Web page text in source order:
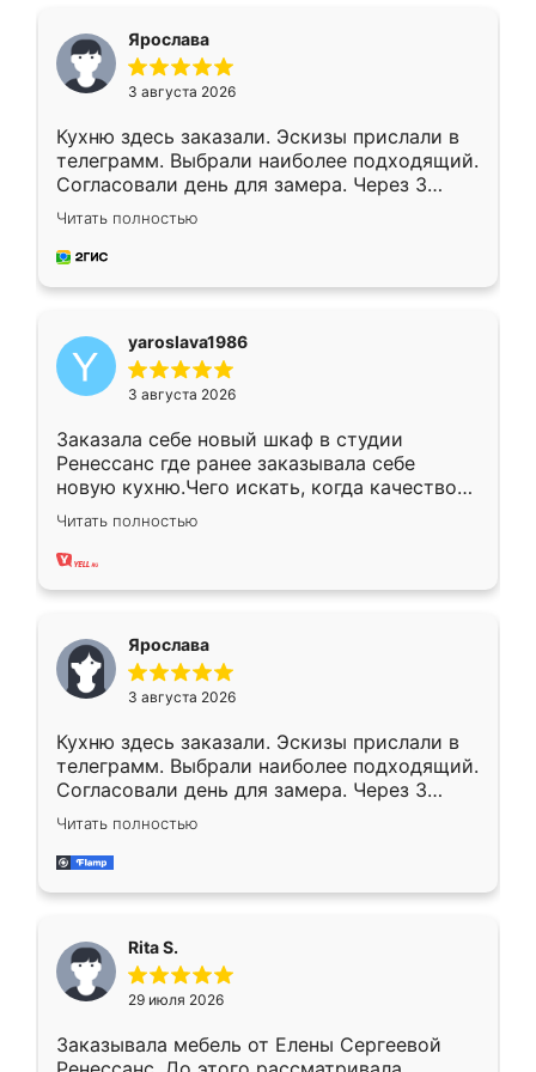
Ярослава
3 августа 2026
Кухню здесь заказали. Эскизы прислали в
телеграмм. Выбрали наиболее подходящий.
Согласовали день для замера. Через 3
недели кухня была уже готова. Остались
довольны работой. Спасибо Ренессанс
мебель за качественную работу!
Читать полностью
yaroslava1986
3 августа 2026
Заказала себе новый шкаф в студии
Ренессанс где ранее заказывала себе
новую кухню.Чего искать, когда качеством
вполне довольна. Служит кухня уже почти
два года, нареканий нет.
Читать полностью
Ярослава
3 августа 2026
Кухню здесь заказали. Эскизы прислали в
телеграмм. Выбрали наиболее подходящий.
Согласовали день для замера. Через 3
недели кухня была уже готова. Остались
довольны работой. Спасибо Ренессанс
мебель за качественную работу!
Читать полностью
Rita S.
29 июля 2026
Заказывала мебель от Елены Сергеевой